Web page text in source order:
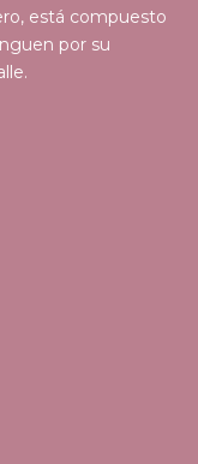
está compuesto
por su